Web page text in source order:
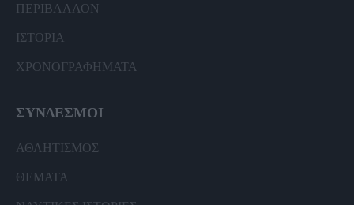
ΠΕΡΙΒΑΛΛΟΝ
ΙΣΤΟΡΙΑ
ΧΡΟΝΟΓΡΑΦΗΜΑΤΑ
ΣΥΝΔΕΣΜΟΙ
ΑΘΛΗΤΙΣΜΟΣ
ΘΕΜΑΤΑ